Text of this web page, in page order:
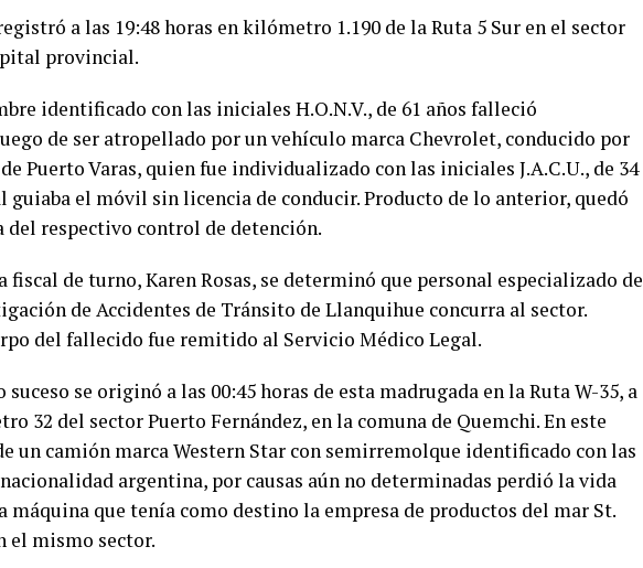
a las 19:48 horas en kilómetro 1.190 de la Ruta 5 Sur en el sector
provincial.
identificado con las iniciales H.O.N.V., de 61 años falleció
de ser atropellado por un vehículo marca Chevrolet, conducido por
Puerto Varas, quien fue individualizado con las iniciales J.A.C.U., de 34
guiaba el móvil sin licencia de conducir. Producto de lo anterior, quedó
del respectivo control de detención.
fiscal de turno, Karen Rosas, se determinó que personal especializado de
de Accidentes de Tránsito de Llanquihue concurra al sector.
del fallecido fue remitido al Servicio Médico Legal.
se originó a las 00:45 horas de esta madrugada en la Ruta W-35, a
32 del sector Puerto Fernández, en la comuna de Quemchi. En este
un camión marca Western Star con semirremolque identificado con las
argentina, por causas aún no determinadas perdió la vida
máquina que tenía como destino la empresa de productos del mar St.
el mismo sector.